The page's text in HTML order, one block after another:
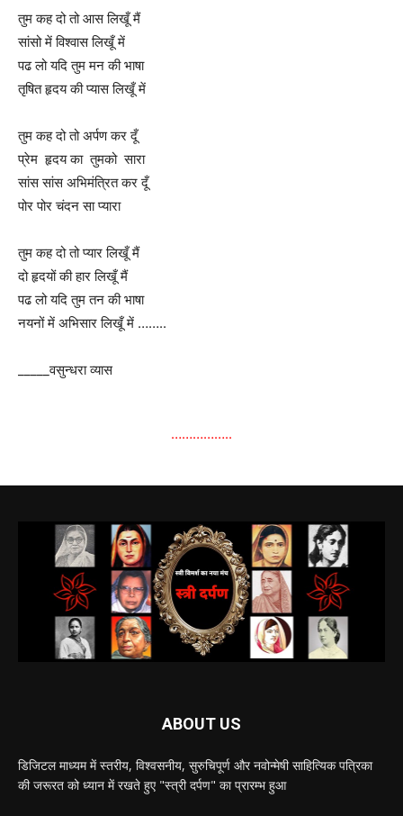
तुम कह दो तो आस लिखूँ मैं
सांसो में विश्वास लिखूँ में
पढ लो यदि तुम मन की भाषा
तृषित हृदय की प्यास लिखूँ में
तुम कह दो तो अर्पण कर दूँ
प्रेम हृदय का तुमको सारा
सांस सांस अभिमंत्रित कर दूँ
पोर पोर चंदन सा प्यारा
तुम कह दो तो प्यार लिखूँ मैं
दो हृदयों की हार लिखूँ मैं
पढ लो यदि तुम तन की भाषा
नयनों में अभिसार लिखूँ में ……..
_____वसुन्धरा व्यास
……………..
ABOUT US
डिजिटल माध्यम में स्तरीय, विश्वसनीय, सुरुचिपूर्ण और नवोन्मेषी साहित्यिक पत्रिका
की जरूरत को ध्यान में रखते हुए "स्त्री दर्पण" का प्रारम्भ हुआ